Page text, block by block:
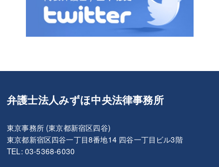
弁護士法人みずほ中央法律事務所
東京事務所 (東京都新宿区四谷)
東京都新宿区四谷一丁目8番地14 四谷一丁目ビル3階
TEL: 03-5368-6030